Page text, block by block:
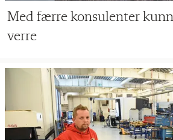
Med færre konsulenter
verre